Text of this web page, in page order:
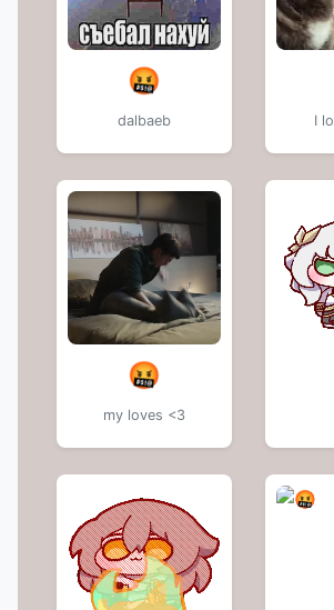
🤬
dalbaeb I
🤬
my loves <3